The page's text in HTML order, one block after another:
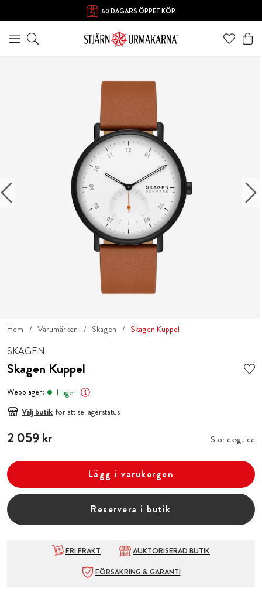
60 DAGARS ÖPPET KÖP
Hem Varumärken Skagen Skagen Kuppel
SKAGEN
Skagen Kuppel
Webblager:
I lager
Välj butik för att se lagerstatus
Pris:2 059 kr
2 059 kr Storleksguide
Lägg i varukorgen
Reservera i butik
FRI FRAKT
AUKTORISERAD BUTIK
FÖRSÄKRING & GARANTI